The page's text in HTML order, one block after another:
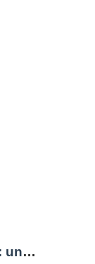
Fonte Anticolana: una parentesi di benessere tra la natura e storia